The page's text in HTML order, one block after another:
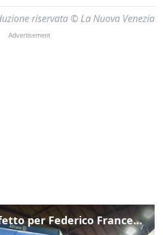
riservata © La Nuova Venezia
I messaggi di affetto per Federico Franceschin: così il mondo del basket gli è stato accanto fino all’ultimo